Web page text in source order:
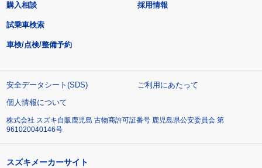
購入相談
試乗車検索
車検/点検/整備予約
採用情報
安全データシート(SDS)
ご利用にあたって
個人情報について
株式会社 スズキ自販鹿児島 古物商許可証番号 鹿児島県公安委員会 第
961020040146号
スズキメーカーサイト